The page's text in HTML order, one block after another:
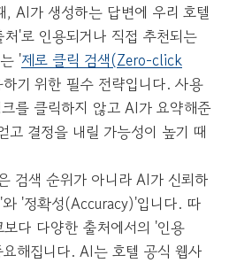
, AI가 생성하는 답변에 우리 호텔
'로 인용되거나 직접 추천되는
'제로 클릭 검색(Zero-click
기 위한 필수 전략입니다. 사용
를 클릭하지 않고 AI가 요약해준
고 결정을 내릴 가능성이 높기 때
검색 순위가 아니라 AI가 신뢰하
'정확성(Accuracy)'입니다. 따
보다 다양한 출처에서의 '인용
해집니다. AI는 호텔 공식 웹사